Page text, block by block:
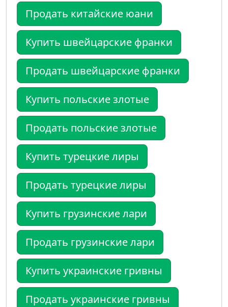
Продать китайские юани
Купить швейцарские франки
Продать швейцарские франки
Купить польские злотые
Продать польские злотые
Купить турецкие лиры
Продать турецкие лиры
Купить грузинские лари
Продать грузинские лари
Купить украинские гривны
Продать украинские гривны